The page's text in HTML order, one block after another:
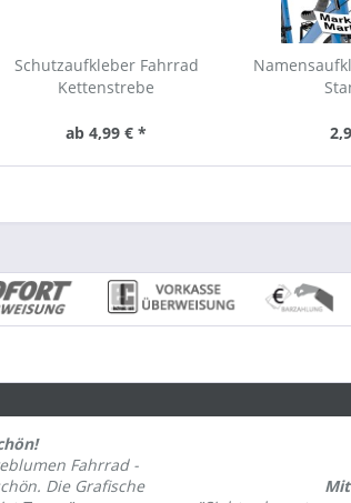
Schutzaufkleber Fahrrad
Kettenstrebe
ab 4,99 € *
Fahrrad -
Die Grafische